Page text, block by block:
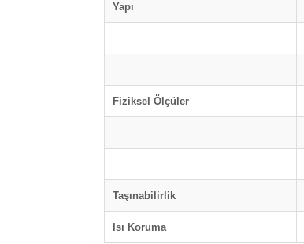
Yapı
Fiziksel Ölçüler
Taşınabilirlik
Isı Koruma